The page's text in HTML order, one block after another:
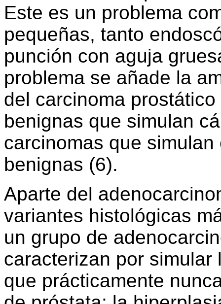
Este es un problema
pequeñas, tanto
punción con aguja
problema se añade la
del carcinoma
benignas que simulan
carcinomas que
benignas (6).
Aparte del
variantes histológicas
un grupo de
caracterizan por
que prácticamente